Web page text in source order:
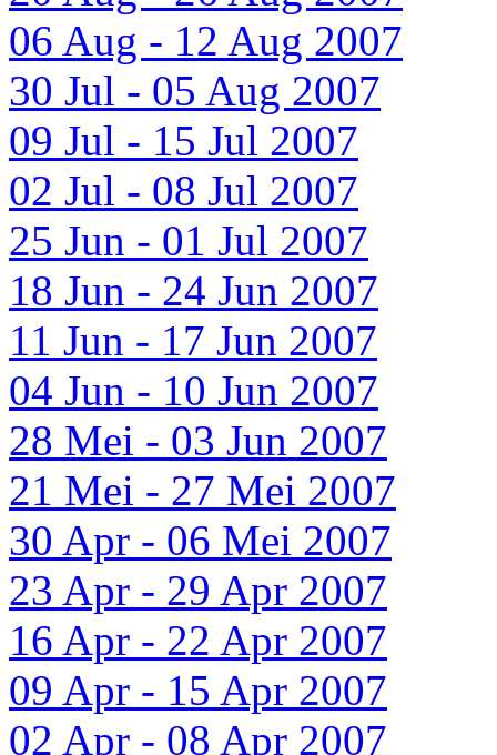
06 Aug - 12 Aug 2007
30 Jul - 05 Aug 2007
09 Jul - 15 Jul 2007
02 Jul - 08 Jul 2007
25 Jun - 01 Jul 2007
18 Jun - 24 Jun 2007
11 Jun - 17 Jun 2007
04 Jun - 10 Jun 2007
28 Mei - 03 Jun 2007
21 Mei - 27 Mei 2007
30 Apr - 06 Mei 2007
23 Apr - 29 Apr 2007
16 Apr - 22 Apr 2007
09 Apr - 15 Apr 2007
02 Apr - 08 Apr 2007